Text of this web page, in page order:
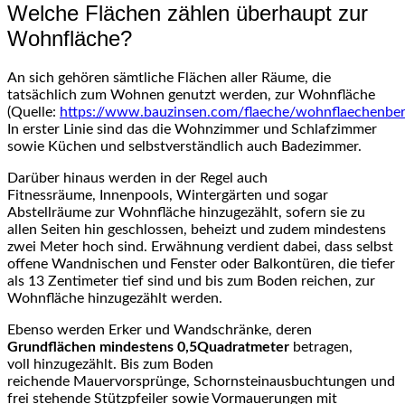
Welche Flächen zählen überhaupt zur
Wohnfläche?
An sich gehören sämtliche Flächen aller Räume, die
tatsächlich zum Wohnen genutzt werden, zur Wohnfläche
(Quelle: https://www.bauzinsen.com/flaeche/
In erster Linie sind das die Wohnzimmer und Schlafzimmer
sowie Küchen und selbstverständlich auch Badezimmer.
Darüber hinaus werden in der Regel auch
Fitnessräume, Innenpools, Wintergärten und sogar
Abstellräume zur Wohnfläche hinzugezählt, sofern sie zu
allen Seiten hin geschlossen, beheizt und zudem mindestens
zwei Meter hoch sind. Erwähnung verdient dabei, dass selbst
offene Wandnischen und Fenster oder Balkontüren, die tiefer
als 13 Zentimeter tief sind und bis zum Boden reichen, zur
Wohnfläche hinzugezählt werden.
Ebenso werden Erker und Wandschränke, deren
Grundflächen mindestens 0,5Quadratmeter betragen,
voll hinzugezählt. Bis zum Boden
reichende Mauervorsprünge, Schornsteinausbuchtungen und
frei stehende Stützpfeiler sowie Vormauerungen mit